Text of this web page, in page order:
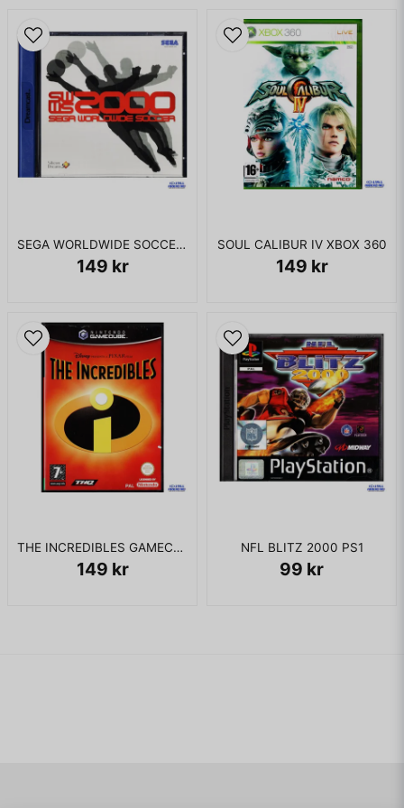
SEGA WORLDWIDE SOCCER 2000 DREAMCAST
149 kr
SOUL CALIBUR IV XBOX 360
149 kr
THE INCREDIBLES GAMECUBE
149 kr
NFL BLITZ 2000 PS1
99 kr